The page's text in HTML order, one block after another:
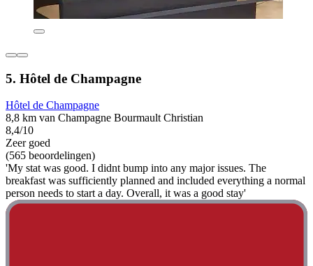
5. Hôtel de Champagne
Hôtel de Champagne
8,8 km van Champagne Bourmault Christian
8,4/10
Zeer goed
(565 beoordelingen)
'My stat was good. I didnt bump into any major issues. The
breakfast was sufficiently planned and included everything a normal
person needs to start a day. Overall, it was a good stay'